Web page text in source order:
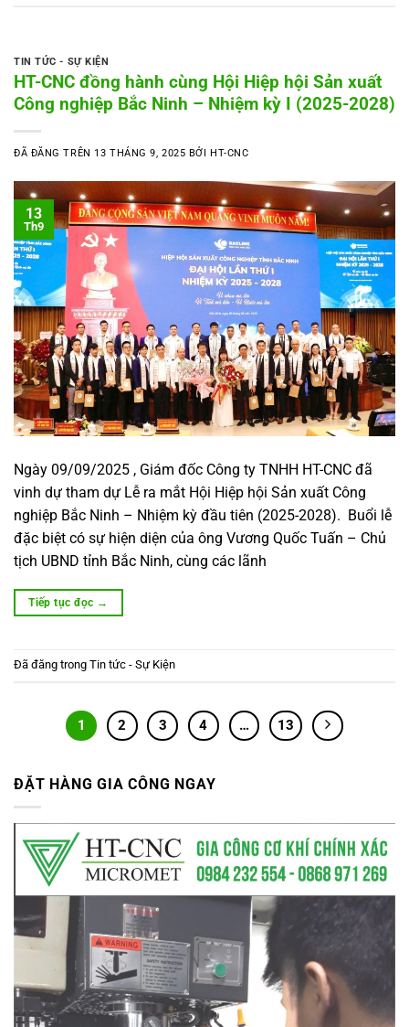
TIN TỨC - SỰ KIỆN
HT-CNC đồng hành cùng Hội Hiệp hội Sản xuất
Công nghiệp Bắc Ninh – Nhiệm kỳ I (2025-2028)
ĐÃ ĐĂNG TRÊN 13 THÁNG 9, 2025 BỞI HT-CNC
13
Th9
Ngày 09/09/2025 , Giám đốc Công ty TNHH HT-CNC đã
vinh dự tham dự Lễ ra mắt Hội Hiệp hội Sản xuất Công
nghiệp Bắc Ninh – Nhiệm kỳ đầu tiên (2025-2028). Buổi lễ
đặc biệt có sự hiện diện của ông Vương Quốc Tuấn – Chủ
tịch UBND tỉnh Bắc Ninh, cùng các lãnh
Tiếp tục đọc →
Đã đăng trong Tin tức - Sự Kiện
1 2 3 4 … 13
ĐẶT HÀNG GIA CÔNG NGAY